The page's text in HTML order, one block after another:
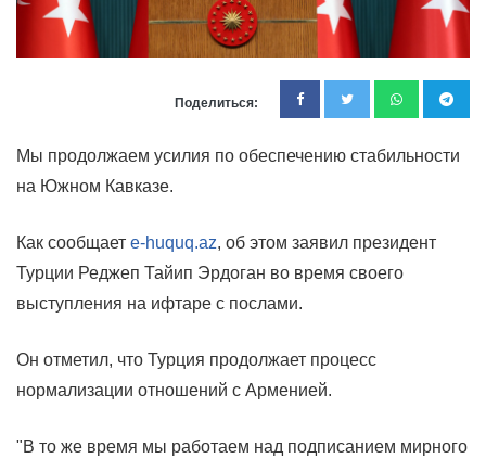
Поделиться:
Мы продолжаем усилия по обеспечению стабильности
на Южном Кавказе.
Как сообщает e-huquq.az, об этом заявил президент
Турции Реджеп Тайип Эрдоган во время своего
выступления на ифтаре с послами.
Он отметил, что Турция продолжает процесс
нормализации отношений с Арменией.
"В то же время мы работаем над подписанием мирного